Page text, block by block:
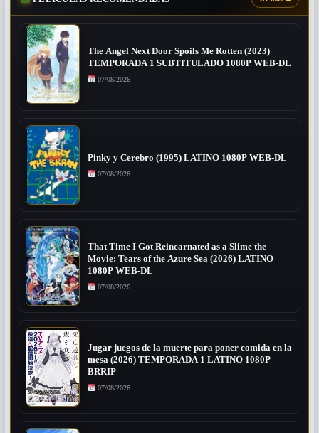
The Angel Next Door Spoils Me Rotten (2023)
TEMPORADA 1 SUBTITULADO 1080P WEB-DL
07/08/2026
Pinky y Cerebro (1995) LATINO 1080P WEB-DL
07/08/2026
That Time I Got Reincarnated as a Slime the
Movie: Tears of the Azure Sea (2026) LATINO
1080P WEB-DL
07/08/2026
Jugar juegos de la muerte para poner comida en la
mesa (2026) TEMPORADA 1 LATINO 1080P
BRRIP
07/08/2026